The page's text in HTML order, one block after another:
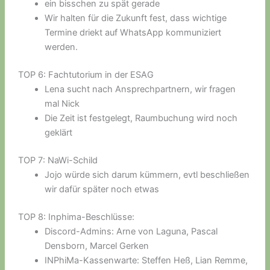
ein bisschen zu spät gerade
Wir halten für die Zukunft fest, dass wichtige
Termine driekt auf WhatsApp kommuniziert
werden.
TOP 6: Fachtutorium in der ESAG
Lena sucht nach Ansprechpartnern, wir fragen
mal Nick
Die Zeit ist festgelegt, Raumbuchung wird noch
geklärt
TOP 7: NaWi-Schild
Jojo würde sich darum kümmern, evtl beschließen
wir dafür später noch etwas
TOP 8: Inphima-Beschlüsse:
Discord-Admins: Arne von Laguna, Pascal
Densborn, Marcel Gerken
INPhiMa-Kassenwarte: Steffen Heß, Lian Remme,